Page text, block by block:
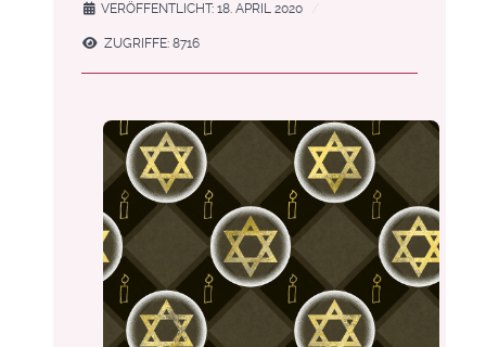
VERÖFFENTLICHT: 18. APRIL 2020
ZUGRIFFE: 8716